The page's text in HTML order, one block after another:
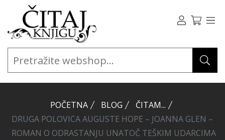
POČETNA BLOG
ČITAM...
DRUGA POLOVICA AUGUSTE HOPE – JOANNA GLEN –
ROMAN O ODRASTANJU UNATOČ TEŠKIM UDARCIMA